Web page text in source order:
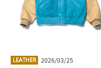
LEATHER 2026/03/25